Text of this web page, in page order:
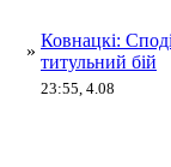
»
Ковнацкі:
титульний бій
23:55, 4.08